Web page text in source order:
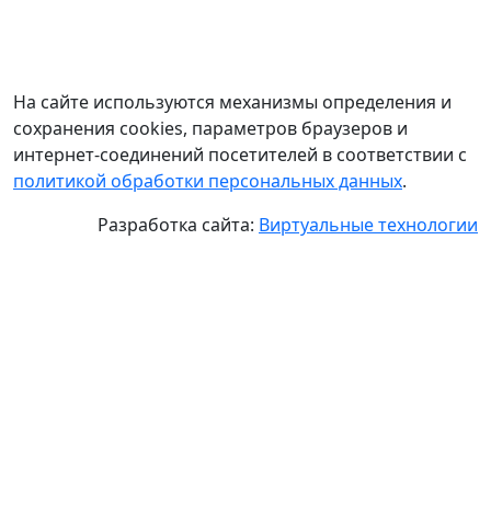
На сайте используются механизмы определения и
сохранения cookies, параметров браузеров и
интернет-соединений посетителей в соответствии с
политикой обработки персональных данных.
Разработка сайта: Виртуальные технологии